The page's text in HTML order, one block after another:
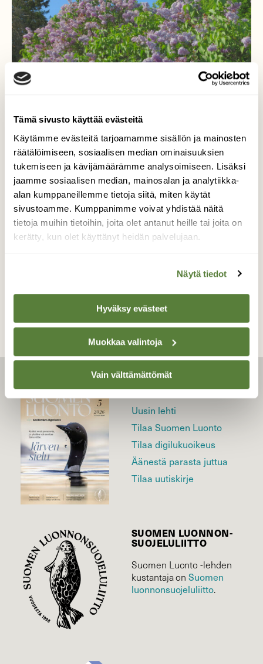
Tämä sivusto käyttää evästeitä
Käytämme evästeitä tarjoamamme sisällön ja mainosten
räätälöimiseen, sosiaalisen median ominaisuuksien
tukemiseen ja kävijämäärämme analysoimiseen. Lisäksi
jaamme sosiaalisen median, mainosalan ja analytiikka-
alan kumppaneillemme tietoja siitä, miten käytät
sivustoamme. Kumppanimme voivat yhdistää näitä
tietoja muihin tietoihin, joita olet antanut heille tai joita on
kerätty, kun olet käyttänyt heidän palvelujaan.
Näytä tiedot
Hyväksy evästeet
Muokkaa valintoja
Vain välttämättömät
Syreeninkukkien aikaan
Syreenipensaat kukkivat tienvarrella ja
levittävät tuoksuaan.
Valokuvaaja: Risto Kangassalo, Mahittula, Raisio
8.6.2023
TAKAISIN LISTAAN
LEHTI
Uusin lehti
Tilaa Suomen Luonto
Tilaa digilukuoikeus
Äänestä parasta juttua
Tilaa uutiskirje
SUOMEN LUONNON­
SUOJELU­LIITTO
Suomen Luonto -lehden
kustantaja onSuomen
luonnonsuojelu­liitto.